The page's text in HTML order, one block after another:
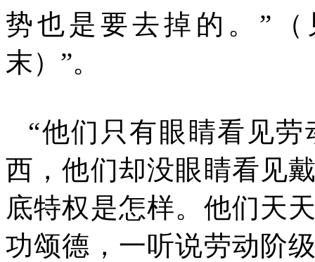
势也是要去掉的。”
末）”。
“他们只有眼睛看见
西，他们却没眼睛看见
底特权是怎样。他们天
功颂德，一听说劳动阶